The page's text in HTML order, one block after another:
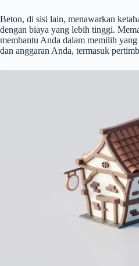
Beton, di sisi lain, menawarkan
dengan biaya yang lebih tinggi.
membantu Anda dalam memilih
dan anggaran Anda, termasuk